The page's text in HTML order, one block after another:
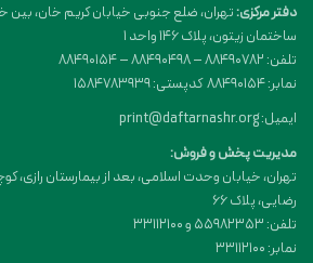
دفتر مرکزی:تهران، ضلع جنوبی خیابان کریم خان، بین
ساختمان زیتون، پلاک 146 واحد 1
تلفن: 88490782 – 88490498 – 88490154
نمابر: 88490154 کدپستی: 1584783939
ایمیل: print@daftarnashr.org
مدیریت پخش و فروش:
تهران، خیابان وحدت اسلامی، بعد از بیمارستان رازی،
رضایی، پلاک ۶۶
تلفن: 55982353 و 33112100
نمابر: 33112100